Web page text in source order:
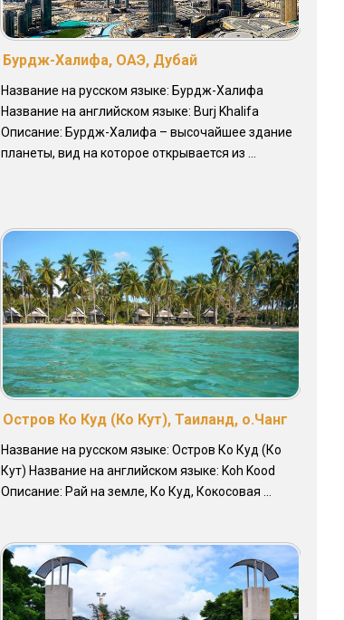
Бурдж-Халифа, ОАЭ, Дубай
Название на русском языке: Бурдж-Халифа
Название на английском языке: Burj Khalifa
Описание: Бурдж-Халифа – высочайшее здание
планеты, вид на которое открывается из ...
Остров Ко Куд (Ко Кут), Таиланд, о.Чанг
Название на русском языке: Остров Ко Куд (Ко
Кут) Название на английском языке: Koh Kood
Описание: Рай на земле, Ко Куд, Кокосовая ...